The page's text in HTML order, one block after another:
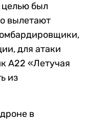
целью был
вылетают
для атаки
A22 «Летучая
из
в